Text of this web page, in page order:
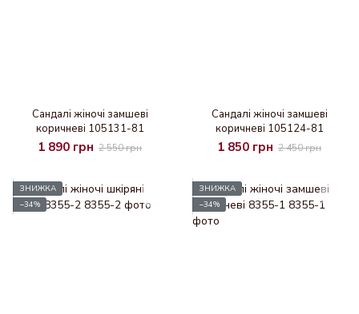
Сандалі жіночі замшеві
коричневі 105131-81
1 890 грн 2 550 грн
Сандалі жіночі замшеві
коричневі 105124-81
1 850 грн 2 450 грн
ЗНИЖКА
−34%
ЗНИЖКА
−34%